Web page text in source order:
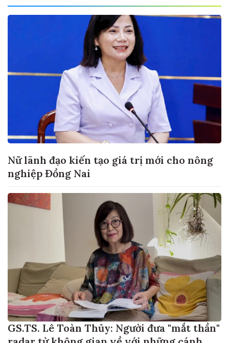
Nữ lãnh đạo kiến tạo giá trị mới cho nông
nghiệp Đồng Nai
GS.TS. Lê Toàn Thủy: Người đưa "mắt thần"